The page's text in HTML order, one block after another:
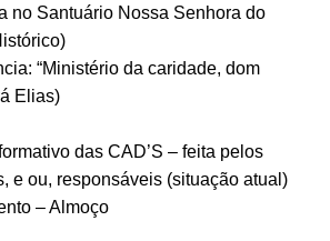
no Santuário Nossa Senhora do
“Ministério da caridade, dom
Elias)
das CAD’S – feita pelos
e ou, responsáveis (situação atual)
– Almoço